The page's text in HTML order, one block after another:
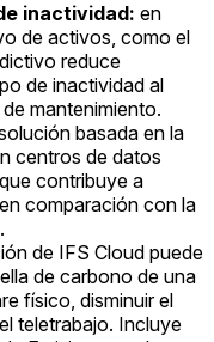
inactividad: en
de activos, como el
reduce
de inactividad al
mantenimiento.
basada en la
centros de datos
contribuye a
comparación con la
de IFS Cloud puede
de carbono de una
físico, disminuir el
teletrabajo. Incluye